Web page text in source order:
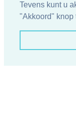
Tevens kunt u
"Akkoord" knop